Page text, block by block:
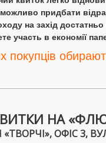
придбати
на захід
участь в економії
покупців
НА
ОФІС 3,